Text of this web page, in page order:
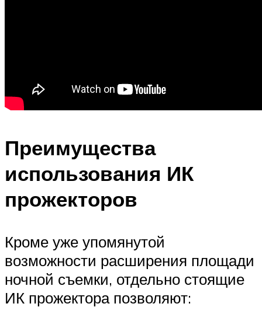
Преимущества
использования ИК
прожекторов
Кроме уже упомянутой
возможности расширения площади
ночной съемки, отдельно стоящие
ИК прожектора позволяют: